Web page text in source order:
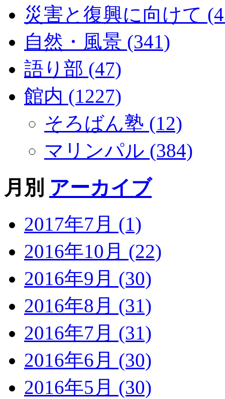
災害と復興に向けて
自然・風景 (341)
語り部 (47)
館内 (1227)
そろばん塾 (12)
マリンパル (384)
月別 アーカイブ
2017年7月 (1)
2016年10月 (22)
2016年9月 (30)
2016年8月 (31)
2016年7月 (31)
2016年6月 (30)
2016年5月 (30)